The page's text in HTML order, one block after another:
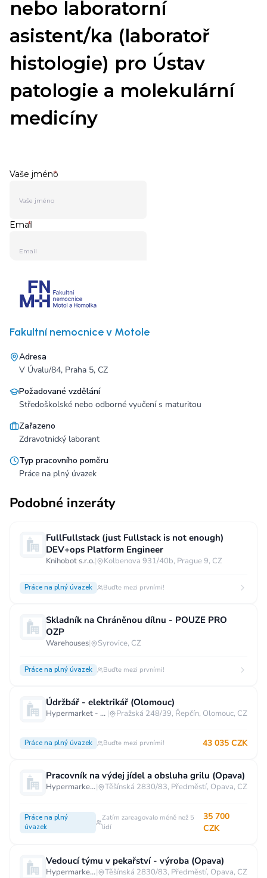
Fakultní nemocnice v Motole
Adresa
V Úvalu/84, Praha 5, CZ
Požadované vzdělání
Středoškolské nebo odborné vyučení s maturitou
Zařazeno
Zdravotnický laborant
Typ pracovního poměru
Práce na plný úvazek
Podobné inzeráty
FullFullstack (just Fullstack is not enough)
DEV+ops Platform Engineer
Knihobot s.r.o.| Kolbenova 931/40b, Prague 9, CZ
Práce na plný úvazek Buďte mezi prvními!
Skladník na Chráněnou dílnu - POUZE PRO
OZP
Warehouses| Syrovice, CZ
Práce na plný úvazek Buďte mezi prvními!
Údržbář - elektrikář (Olomouc)
Hypermarket - Olomouc | Pražská 248/39, Řepčín, Olomouc, CZ
Práce na plný úvazek Buďte mezi prvními! 43 035 CZK
Pracovník na výdej jídel a obsluha grilu (Opava)
Hypermarket - Opava| Těšínská 2830/83, Předměstí, Opava, CZ
Práce na plný
úvazek
Zatím zareagovalo méně než 5
lidí
35 700
CZK
Vedoucí týmu v pekařství - výroba (Opava)
Hypermarket - Opava| Těšínská 2830/83, Předměstí, Opava, CZ